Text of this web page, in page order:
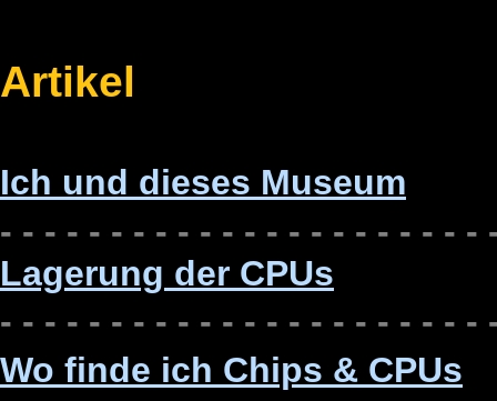
Artikel
Ich und dieses Museum
- - - - - - - - - - - - - - - - - - - - - -
Lagerung der CPUs
- - - - - - - - - - - - - - - - - - - - - -
Wo finde ich Chips & CPUs